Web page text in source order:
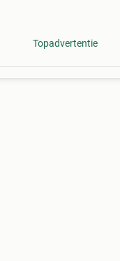
Topadvertentie